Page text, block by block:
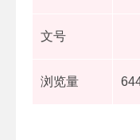
文号
浏览量